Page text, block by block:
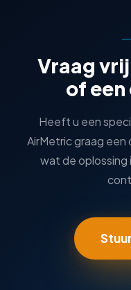
Vraag
of
Heeft u een
AirMetric graag
wat de oplossing